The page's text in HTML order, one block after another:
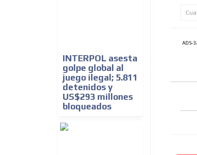
INTERPOL asesta
golpe global al
juego ilegal; 5.811
detenidos y
US$293 millones
bloqueados
ADS-